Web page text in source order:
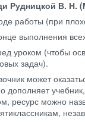
Рудницкой В. Н.
работы (при
выполнения
уроком (чтобы
задач).
может
дополняет
ресурс можно